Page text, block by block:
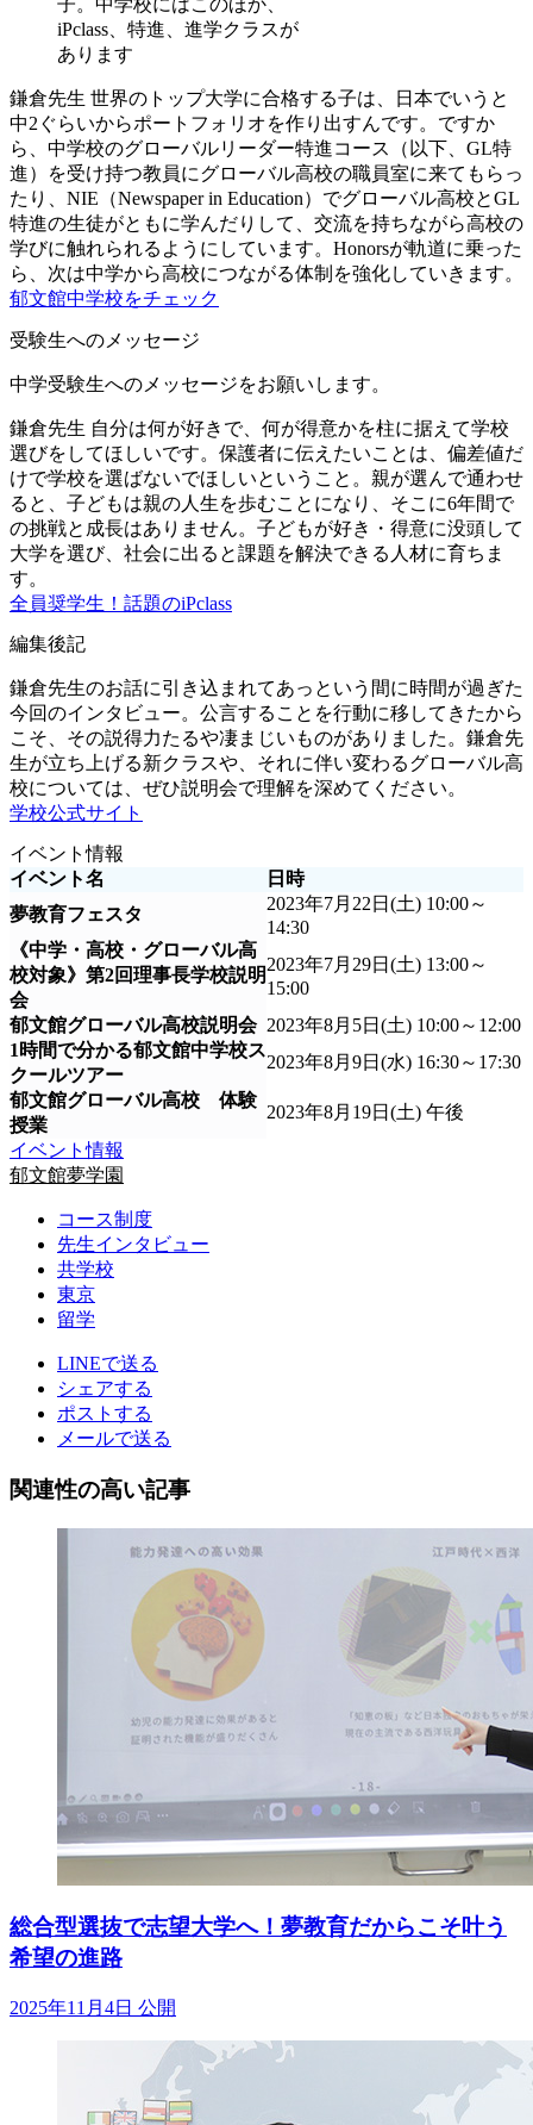
子。中学校にはこのほか、
iPclass、特進、進学クラスが
あります
鎌倉先生 世界のトップ大学に合格する子は、日本でいうと
中2ぐらいからポートフォリオを作り出すんです。ですか
ら、中学校のグローバルリーダー特進コース（以下、GL特
進）を受け持つ教員にグローバル高校の職員室に来てもらっ
たり、NIE（Newspaper in Education）でグローバル高校とGL
特進の生徒がともに学んだりして、交流を持ちながら高校の
学びに触れられるようにしています。Honorsが軌道に乗った
ら、次は中学から高校につながる体制を強化していきます。
郁文館中学校をチェック
受験生へのメッセージ
中学受験生へのメッセージをお願いします。
鎌倉先生 自分は何が好きで、何が得意かを柱に据えて学校
選びをしてほしいです。保護者に伝えたいことは、偏差値だ
けで学校を選ばないでほしいということ。親が選んで通わせ
ると、子どもは親の人生を歩むことになり、そこに6年間で
の挑戦と成長はありません。子どもが好き・得意に没頭して
大学を選び、社会に出ると課題を解決できる人材に育ちま
す。
全員奨学生！話題のiPclass
編集後記
鎌倉先生のお話に引き込まれてあっという間に時間が過ぎた
今回のインタビュー。公言することを行動に移してきたから
こそ、その説得力たるや凄まじいものがありました。鎌倉先
生が立ち上げる新クラスや、それに伴い変わるグローバル高
校については、ぜひ説明会で理解を深めてください。
学校公式サイト
イベント情報
イベント名
日時
夢教育フェスタ
2023年7月22日(土) 10:00～
14:30
《中学・高校・グローバル高
校対象》第2回理事長学校説明
会
2023年7月29日(土) 13:00～
15:00
郁文館グローバル高校説明会 2023年8月5日(土) 10:00～12:00
1時間で分かる郁文館中学校ス
クールツアー
2023年8月9日(水) 16:30～17:30
郁文館グローバル高校 体験
授業
2023年8月19日(土) 午後
イベント情報
郁文館夢学園
コース制度
先生インタビュー
共学校
東京
留学
LINEで送る
シェアする
ポストする
メールで送る
関連性の高い記事
総合型選抜で志望大学へ！夢教育だからこそ叶う
希望の進路
2025年11月4日 公開